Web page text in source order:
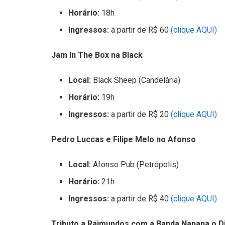
Horário: 18h
Ingressos: a partir de R$ 60(clique AQUI)
Jam In The Box na Black
Local: Black Sheep (Candelária)
Horário: 19h
Ingressos: a partir de R$ 20(clique AQUI)
Pedro Luccas e Filipe Melo no Afonso
Local:Afonso Pub (Petrópolis)
Horário:21h
Ingressos:a partir de R$ 40 (clique AQUI)